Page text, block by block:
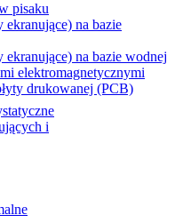
pisaku
ekranujące) na bazie
na bazie wodnej
elektromagnetycznymi
drukowanej (PCB)
i